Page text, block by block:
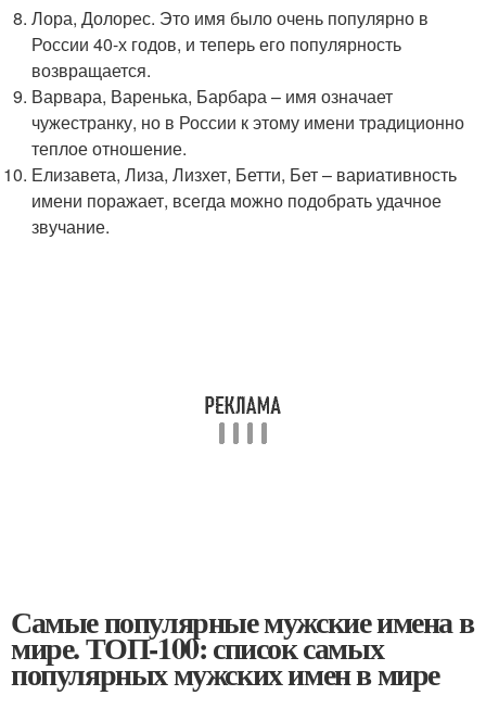
Лора, Долорес. Это имя было очень популярно в
России 40-х годов, и теперь его популярность
возвращается.
Варвара, Варенька, Барбара – имя означает
чужестранку, но в России к этому имени традиционно
теплое отношение.
Елизавета, Лиза, Лизхет, Бетти, Бет – вариативность
имени поражает, всегда можно подобрать удачное
звучание.
Самые популярные мужские имена в
мире. ТОП-100: список самых
популярных мужских имен в мире